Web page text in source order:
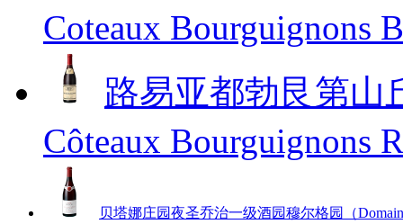
Coteaux Bourguignons
路易亚都勃艮第山
Côteaux Bourguignons
贝塔娜庄园夜圣乔治一级酒园穆尔格园（